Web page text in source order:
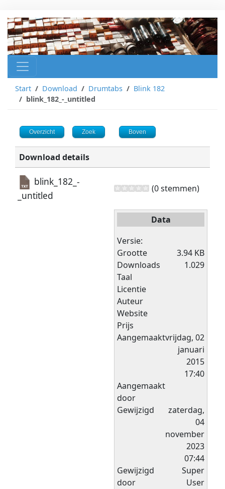
Start Download Drumtabs
Blink 182
blink_182_-_untitled
Overzicht Zoek Boven
Download details
blink_182_-
_untitled
(0 stemmen)
Data
Versie:
Grootte
3.94 KB
Downloads
1.029
Taal
Licentie
Auteur
Website
Prijs
Aangemaaktvrijdag, 02
januari
2015
17:40
Aangemaakt
door
Gewijzigd
zaterdag,
04
november
2023
07:44
Gewijzigd
door
Super
User